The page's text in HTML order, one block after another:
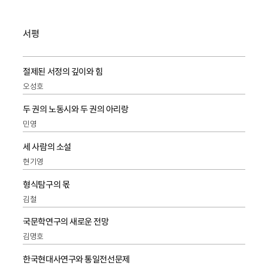
서평
절제된 서정의 깊이와 힘
오성호
두 권의 노동시와 두 권의 아리랑
민영
세 사람의 소설
현기영
형식탐구의 몫
김철
국문학연구의 새로운 전망
김명호
한국현대사연구와 통일전선문제